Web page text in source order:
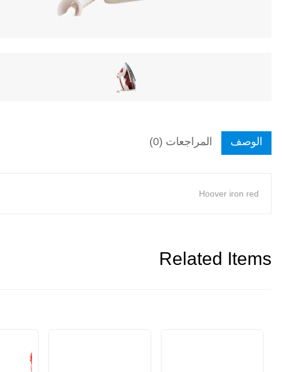
الوصف المراجعات (0)
Hoover iron red
Related Items